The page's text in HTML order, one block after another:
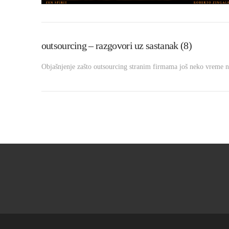
outsourcing – razgovori uz sastanak (8)
Objašnjenje zašto outsourcing stranim firmama još neko vreme